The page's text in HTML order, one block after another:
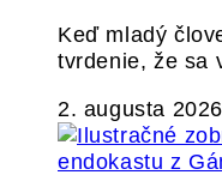
Keď mladý
tvrdenie, že sa
2. augusta 2026